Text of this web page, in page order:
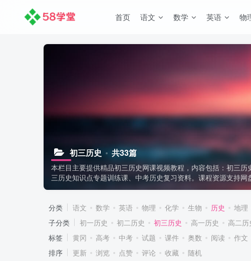
首页 语文 数学 英语 物
初三历史 共33篇
本栏目主要提供精品初三历史网课视频教程，内容包括：初三
三历史知识点专题训练课、中考历史复习资料。课程资源支持网
分类 语文 数学 英语 物理 化学 生物 历史 地理
子分类
初一历史 初二历史 初三历史 高一历史 高二历
标签
黄冈 高考 中考 试题 课件 奥数 阅读 作文
排序
更新 浏览 点赞 评论 收藏 随机